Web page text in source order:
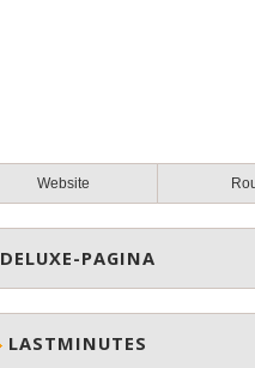
Website
DELUXE-PAGINA
LASTMINUTES